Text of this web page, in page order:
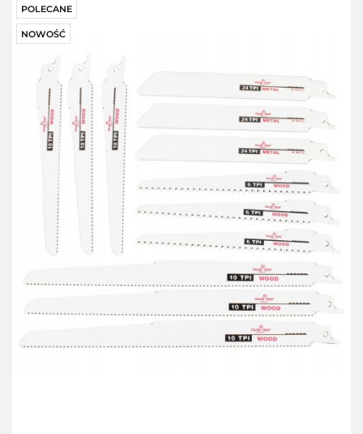
POLECANE
NOWOŚĆ